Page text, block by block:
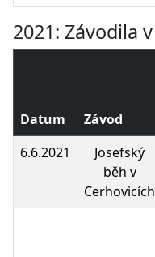
2021: Závodila
Datum Závod
6.6.2021
Josefský
běh v
Cerhovicích